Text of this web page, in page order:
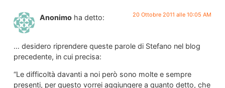
Anonimo ha detto: 20 Ottobre 2011 alle 10:05 AM
… desidero riprendere queste parole di Stefano nel blog
precedente, in cui precisa:
“Le difficoltà davanti a noi però sono molte e sempre
presenti, per questo vorrei aggiungere a quanto detto, che